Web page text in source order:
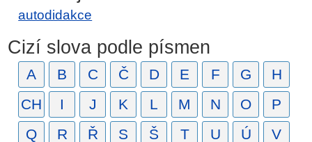
autodidakce
Cizí slova podle písmen
A B C Č D E F G
H
CH
I J K L M N O
P
Q
R Ř S Š T U Ú V